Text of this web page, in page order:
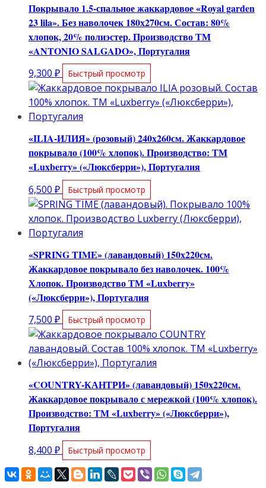
Покрывало 1.5-спальное жаккардовое «Royal garden
23 lila». Без наволочек 180х270см. Состав: 80%
хлопок, 20% полиэстер. Производство ТМ
«ANTONIO SALGADO», Португалия
9,300 ₽ Быстрый просмотр
«ILIA-ИЛИЯ» (розовый) 240х260см. Жаккардовое
покрывало (100% хлопок). Производство: ТМ
«Luxberry» («Люксберри»), Португалия
6,500 ₽ Быстрый просмотр
«SPRING TIME» (лавандовый) 150х220см.
Жаккардовое покрывало без наволочек. 100%
Хлопок. Производство ТМ «Luxberry»
(«Люксберри»), Португалия
7,500 ₽ Быстрый просмотр
«COUNTRY-КАНТРИ» (лавандовый) 150х220см.
Жаккардовое покрывало с мережкой (100% хлопок).
Производство: ТМ «Luxberry» («Люксберри»),
Португалия
8,400 ₽ Быстрый просмотр